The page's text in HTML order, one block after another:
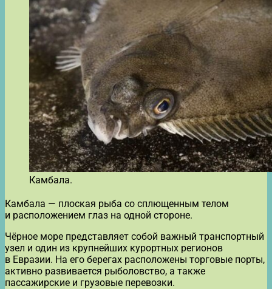
Камбала.
Камбала — плоская рыба со сплющенным телом
и расположением глаз на одной стороне.
Чёрное море представляет собой важный транспортный
узел и один из крупнейших курортных регионов
в Евразии. На его берегах расположены торговые порты,
активно развивается рыболовство, а также
пассажирские и грузовые перевозки.